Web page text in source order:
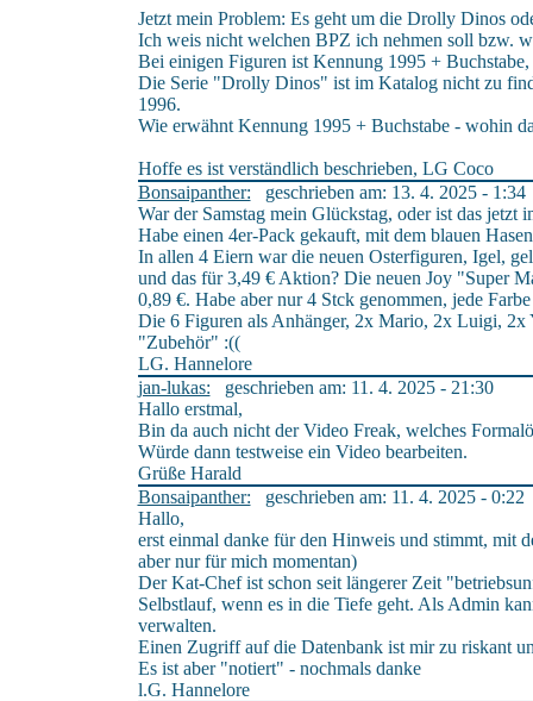
Jetzt mein Problem: Es geht um die Drolly Dinos
Ich weis nicht welchen BPZ ich nehmen soll bzw.
Bei einigen Figuren ist Kennung 1995 +
Die Serie "Drolly Dinos" ist im Katalog nicht zu
1996.
Wie erwähnt Kennung 1995 + Buchstabe - wohin
Hoffe es ist verständlich beschrieben, LG Coco
Bonsaipanther: geschrieben am: 13. 4. 2025 - 1:34
War der Samstag mein Glückstag, oder ist das jetzt
Habe einen 4er-Pack gekauft, mit dem blauen
In allen 4 Eiern war die neuen Osterfiguren, Igel,
und das für 3,49 € Aktion? Die neuen Joy "Super
0,89 €. Habe aber nur 4 Stck genommen, jede
Die 6 Figuren als Anhänger, 2x Mario, 2x Luigi, 2x
"Zubehör" :((
LG. Hannelore
jan-lukas: geschrieben am: 11. 4. 2025 - 21:30
Hallo erstmal,
Bin da auch nicht der Video Freak, welches
Würde dann testweise ein Video bearbeiten.
Grüße Harald
Bonsaipanther: geschrieben am: 11. 4. 2025 - 0:22
Hallo,
erst einmal danke für den Hinweis und stimmt, mit
aber nur für mich momentan)
Der Kat-Chef ist schon seit längerer Zeit
Selbstlauf, wenn es in die Tiefe geht. Als Admin
verwalten.
Einen Zugriff auf die Datenbank ist mir zu riskant
Es ist aber "notiert" - nochmals danke
l.G. Hannelore